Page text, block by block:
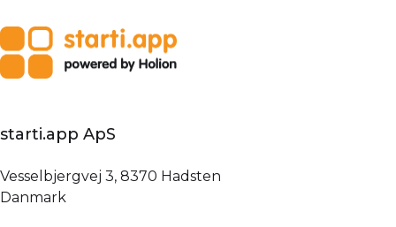
starti.app ApS
Vesselbjergvej 3, 8370 Hadsten
Danmark